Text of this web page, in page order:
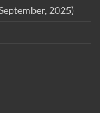
2025)